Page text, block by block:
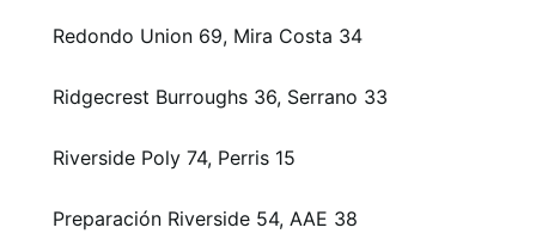
Redondo Union 69, Mira Costa 34
Ridgecrest Burroughs 36, Serrano 33
Riverside Poly 74, Perris 15
Preparación Riverside 54, AAE 38